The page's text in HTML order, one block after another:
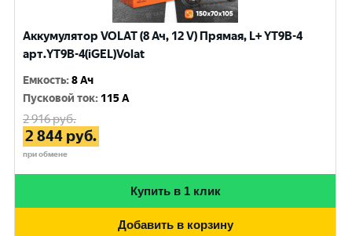
Аккумулятор VOLAT (8 Ач, 12 V) Прямая, L+ YT9B-4
арт.YT9B-4(iGEL)Volat
Емкость:8 Ач
Пусковой ток: 115 A
2 916руб.
2 844 руб.
при обмене
Купить в 1 клик
Добавить в корзину